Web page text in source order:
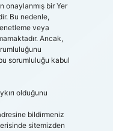
onaylanmış bir Yer
Bu nedenle,
veya
Ancak,
sorumluluğu kabul
olduğunu
bildirmeniz
sitemizden